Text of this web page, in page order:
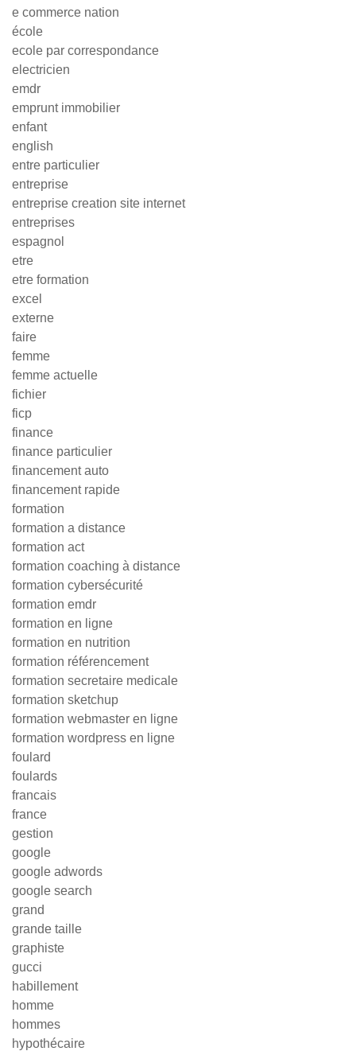
e commerce nation
école
ecole par correspondance
electricien
emdr
emprunt immobilier
enfant
english
entre particulier
entreprise
entreprise creation site internet
entreprises
espagnol
etre
etre formation
excel
externe
faire
femme
femme actuelle
fichier
ficp
finance
finance particulier
financement auto
financement rapide
formation
formation a distance
formation act
formation coaching à distance
formation cybersécurité
formation emdr
formation en ligne
formation en nutrition
formation référencement
formation secretaire medicale
formation sketchup
formation webmaster en ligne
formation wordpress en ligne
foulard
foulards
francais
france
gestion
google
google adwords
google search
grand
grande taille
graphiste
gucci
habillement
homme
hommes
hypothécaire